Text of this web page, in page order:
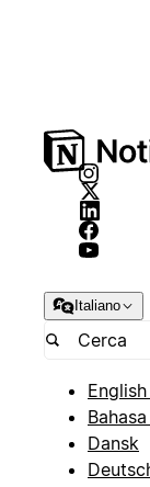
Italiano
Dansk